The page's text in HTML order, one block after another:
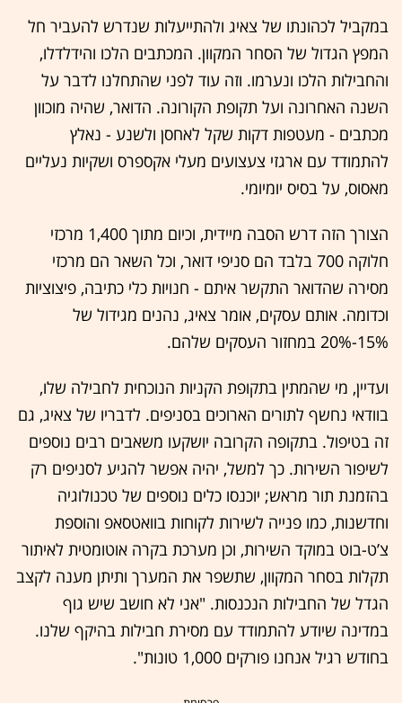
במקביל לכהונתו של צאיג ולהתייעלות שנדרש להעביר חל
המפץ הגדול של הסחר המקוון. המכתבים הלכו והידלדלו,
והחבילות הלכו ונערמו. וזה עוד לפני שהתחלנו לדבר על
השנה האחרונה ועל תקופת הקורונה. הדואר, שהיה מוכוון
מכתבים - מעטפות דקות שקל לאחסן ולשנע - נאלץ
להתמודד עם ארגזי צעצועים מעלי אקספרס ושקיות נעליים
מאסוס, על בסיס יומיומי.
הצורך הזה דרש הסבה מיידית, וכיום מתוך 1,400 מרכזי
חלוקה 700 בלבד הם סניפי דואר, וכל השאר הם מרכזי
מסירה שהדואר התקשר איתם - חנויות כלי כתיבה, פיצוציות
וכדומה. אותם עסקים, אומר צאיג, נהנים מגידול של
15%-20% במחזור העסקים שלהם.
ועדיין, מי שהמתין בתקופת הקניות הנוכחית לחבילה שלו,
בוודאי נחשף לתורים הארוכים בסניפים. לדבריו של צאיג, גם
זה בטיפול. בתקופה הקרובה יושקעו משאבים רבים נוספים
לשיפור השירות. כך למשל, יהיה אפשר להגיע לסניפים רק
בהזמנת תור מראש; יוכנסו כלים נוספים של טכנולוגיה
וחדשנות, כמו פנייה לשירות לקוחות בוואטסאפ והוספת
צ’ט-בוט במוקד השירות, וכן מערכת בקרה אוטומטית לאיתור
תקלות בסחר המקוון, שתשפר את המערך ותיתן מענה לקצב
הגדל של החבילות הנכנסות. "אני לא חושב שיש גוף
במדינה שיודע להתמודד עם מסירת חבילות בהיקף שלנו.
בחודש רגיל אנחנו פורקים 1,000 טונות".